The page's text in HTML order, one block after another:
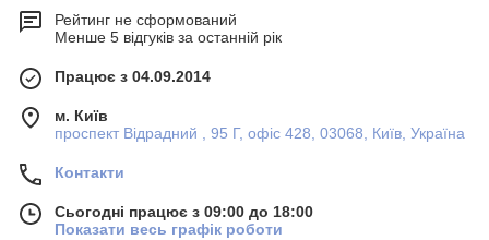
Рейтинг не сформований
Менше 5 відгуків за останній рік
Працює з 04.09.2014
м. Київ
проспект Відрадний , 95 Г, офіс 428, 03068, Київ, Україна
Контакти
Сьогодні працює з 09:00 до 18:00
Показати весь графік роботи